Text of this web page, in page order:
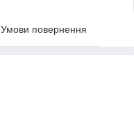
Умови повернення